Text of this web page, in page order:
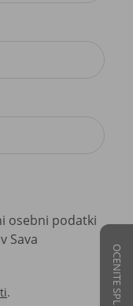
osebni podatki
Sava
.